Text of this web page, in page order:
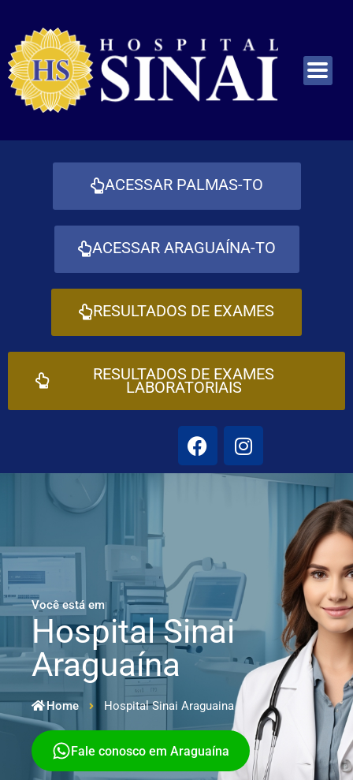
ACESSAR PALMAS-TO
ACESSAR ARAGUAÍNA-TO
RESULTADOS DE EXAMES
RESULTADOS DE EXAMES
LABORATORIAIS
Você está em
Hospital Sinai
Araguaína
Home Hospital Sinai Araguaina
Fale conosco em Araguaína